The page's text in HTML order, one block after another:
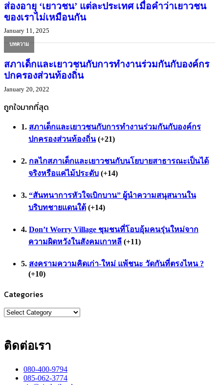
ส่องอายุ ‘เยาวชน’ แต่ละประเทศ เมื่อคำว่าเยาวชน
ของเราไม่เหมือนกัน
January 11, 2025
บทความ
สภาเด็กและเยาวชนกับการทำงานร่วมกันกับองค์กร
ปกครองส่วนท้องถิ่น
January 20, 2022
ถูกใจมากที่สุด
สภาเด็กและเยาวชนกับการทำงานร่วมกันกับองค์กร
ปกครองส่วนท้องถิ่น +21
กลไกสภาเด็กและเยาวชนกับนโยบายสาธารณะเป็นได้
จริงหรือแค่ไม้ประดับ +14
“สันทนาการหัวใจเบิกบาน” ผู้นำความสนุสนานใน
บริบทชายแดนใต้ +14
Don’t Worry Village ชุมชนที่โอบอุ้มคนรุ่นใหม่จาก
ความผิดหวังในสังคมเกาหลี +11
สงครามความคิดเก่า-ใหม่ แพ้ชนะ วัดกันที่ตรงไหน ?
+10
Categories
Categories
ติดต่อเรา
080-400-9794
085-062-3774